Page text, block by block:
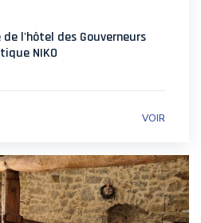
l'hôtel des Gouverneurs
NIKO
VOIR